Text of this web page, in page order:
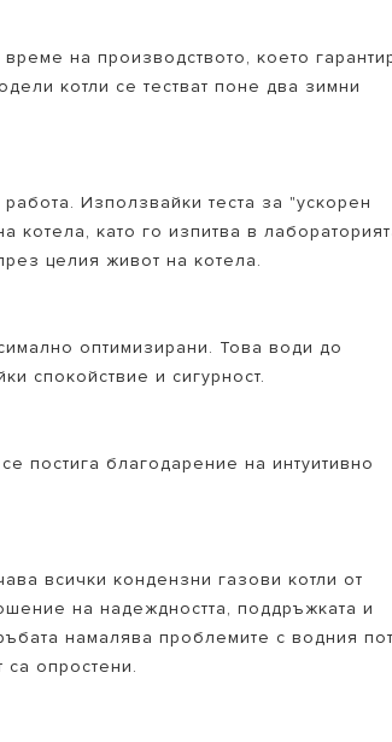
на производството, което
котли се тестват поне два зимни
Използвайки теста за "ускорен
котела, като го изпитва в
целия живот на котела.
оптимизирани. Това води до
спокойствие и сигурност.
постига благодарение на интуитивно
всички кондензни газови котли от
на надеждността, поддръжката и
намалява проблемите с водния
са опростени.